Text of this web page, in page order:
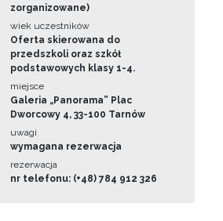
zorganizowane)
wiek uczestników
Oferta skierowana do
przedszkoli oraz szkół
podstawowych klasy 1-4.
miejsce
Galeria „Panorama” Plac
Dworcowy 4, 33-100 Tarnów
uwagi
wymagana rezerwacja
rezerwacja
nr telefonu: (+48) 784 912 326